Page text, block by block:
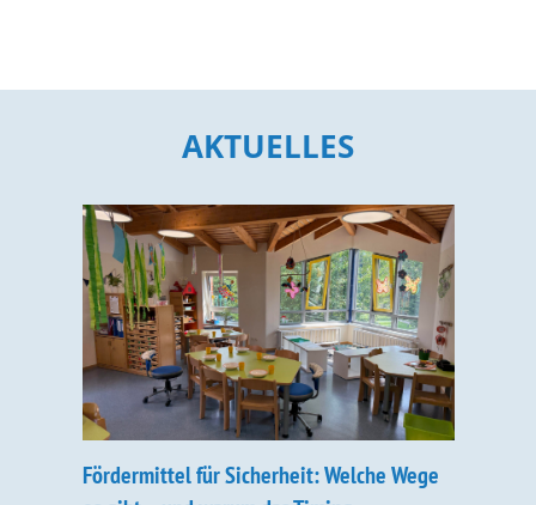
AKTUELLES
Fördermittel für Sicherheit: Welche Wege